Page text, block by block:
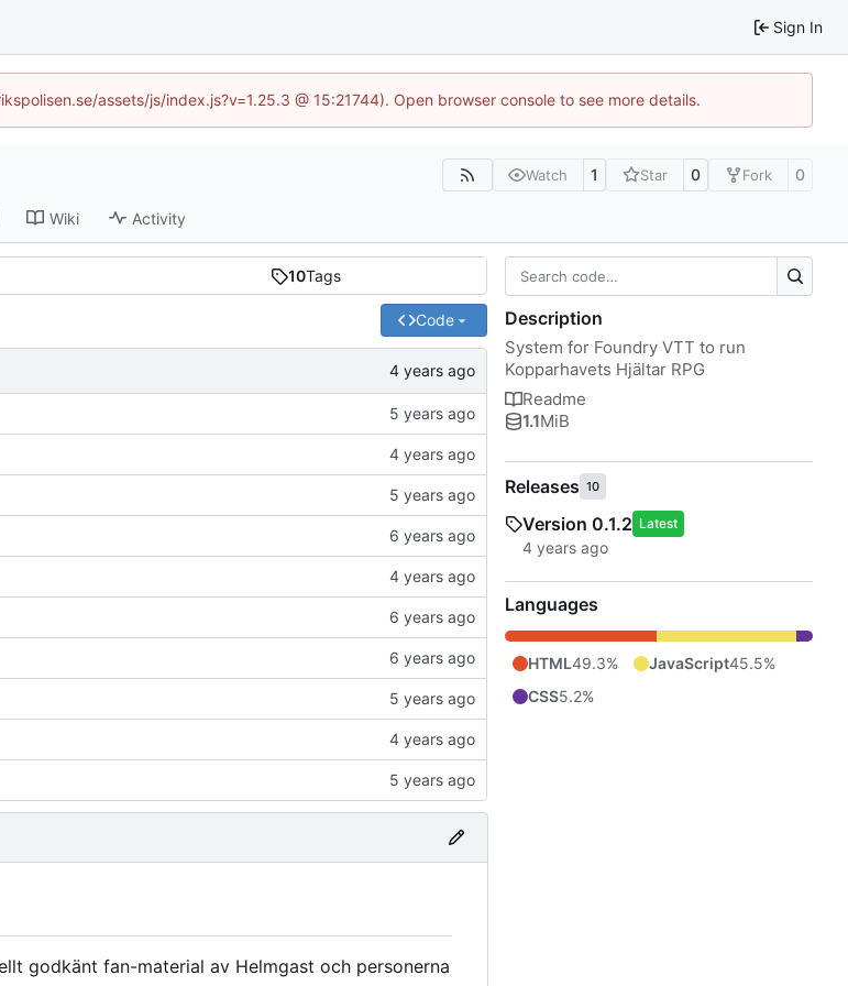
Sign In
assets/js/index.js?v=1.25.3 @ 15:21744). Open browser console to see more details.
Watch 1 Star 0 Fork 0
Wiki Activity
10Tags
Code
godkänt fan-material av Helmgast och personerna
Description
System for Foundry VTT to run
Kopparhavets Hjältar RPG
Readme
1.1MiB
Releases 10
Version 0.1.2 Latest
Languages
HTML49.3% JavaScript45.5%
CSS5.2%